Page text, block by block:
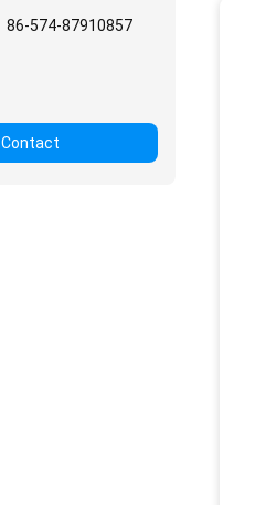
86-574-87910857
Contact